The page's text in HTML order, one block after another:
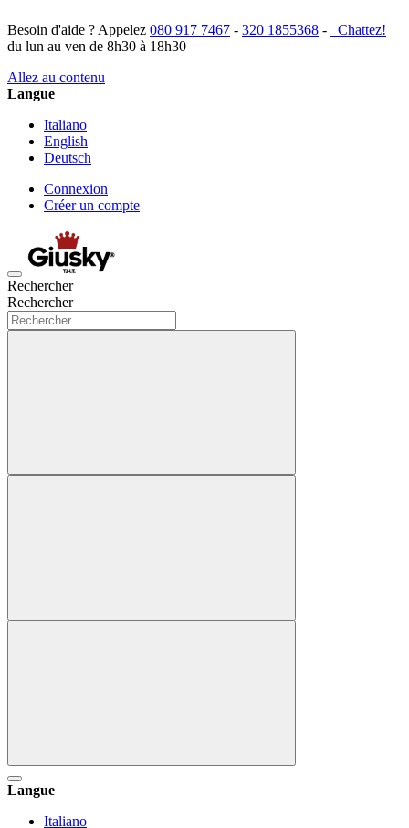
Besoin d'aide ? Appelez 080 917 7467 - 320 1855368 -
Chattez!
du lun au ven de 8h30 à 18h30
Allez au contenu
Langue
Italiano
English
Deutsch
Connexion
Créer un compte
Rechercher
Rechercher
Langue
Italiano